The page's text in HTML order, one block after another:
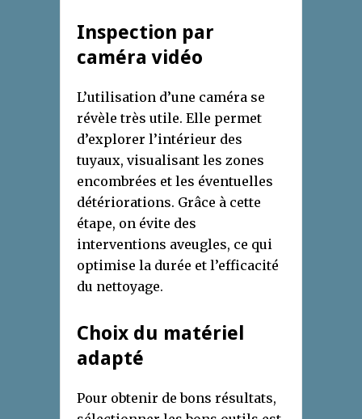
Inspection par
caméra vidéo
L’utilisation d’une caméra se
révèle très utile. Elle permet
d’explorer l’intérieur des
tuyaux, visualisant les zones
encombrées et les éventuelles
détériorations. Grâce à cette
étape, on évite des
interventions aveugles, ce qui
optimise la durée et l’efficacité
du nettoyage.
Choix du matériel
adapté
Pour obtenir de bons résultats,